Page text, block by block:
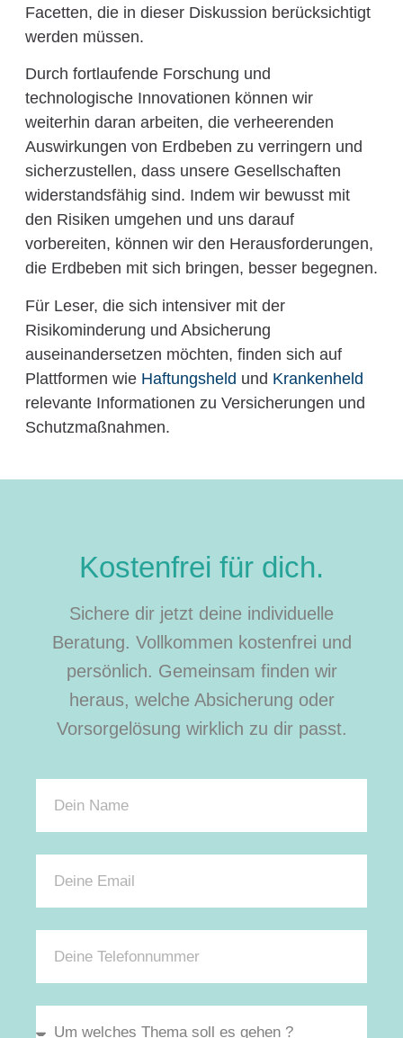
Facetten, die in dieser Diskussion berücksichtigt
werden müssen.
Durch fortlaufende Forschung und
technologische Innovationen können wir
weiterhin daran arbeiten, die verheerenden
Auswirkungen von Erdbeben zu verringern und
sicherzustellen, dass unsere Gesellschaften
widerstandsfähig sind. Indem wir bewusst mit
den Risiken umgehen und uns darauf
vorbereiten, können wir den Herausforderungen,
die Erdbeben mit sich bringen, besser begegnen.
Für Leser, die sich intensiver mit der
Risikominderung und Absicherung
auseinandersetzen möchten, finden sich auf
Plattformen wie Haftungsheld und Krankenheld
relevante Informationen zu Versicherungen und
Schutzmaßnahmen.
Kostenfrei für dich.
Sichere dir jetzt deine individuelle
Beratung. Vollkommen kostenfrei und
persönlich. Gemeinsam finden wir
heraus, welche Absicherung oder
Vorsorgelösung wirklich zu dir passt.